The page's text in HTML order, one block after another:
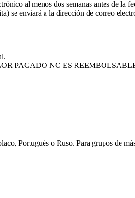
al menos dos semanas antes de la
se enviará a la dirección de correo
PAGADO NO ES
Portugués o Ruso. Para grupos de